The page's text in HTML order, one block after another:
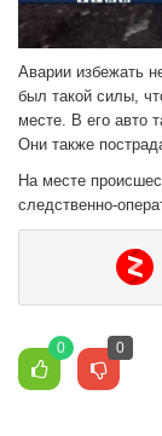
Аварии избежать
был такой силы,
месте. В его авто
Они также
На месте
следственно-
0 0